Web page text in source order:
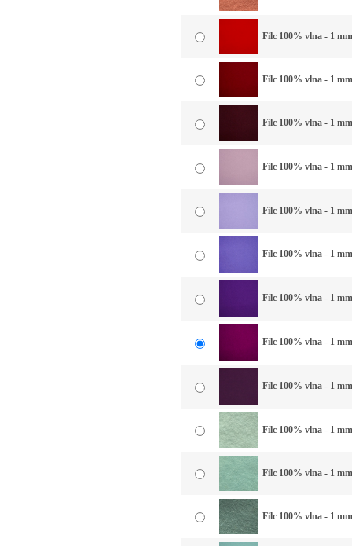
Filc 100% vlna - 1
Filc 100% vlna - 1
Filc 100% vlna - 1
Filc 100% vlna - 1
Filc 100% vlna - 1
Filc 100% vlna - 1
Filc 100% vlna - 1
Filc 100% vlna - 1
Filc 100% vlna - 1
Filc 100% vlna - 1
Filc 100% vlna - 1
Filc 100% vlna - 1